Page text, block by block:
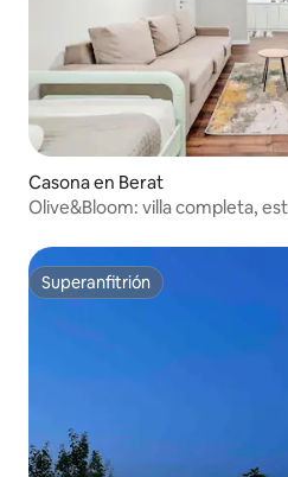
Casona en Berat
Olive&Bloom: villa completa,
Superanfitrión
Superanfitrión